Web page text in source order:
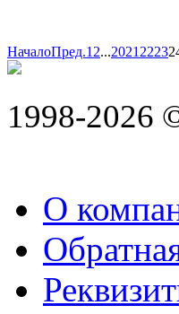
НачалоПред.1 2...2021 2223
1998-2026
О